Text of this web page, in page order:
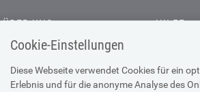
Cookie-Einstellungen
Diese Webseite verwendet Cookies für ein
Erlebnis und für die anonyme Analyse des
ÜBER UNS
Kontakt
Offene Stellen
Presse
HILFE
Browser-
Hilfe zur